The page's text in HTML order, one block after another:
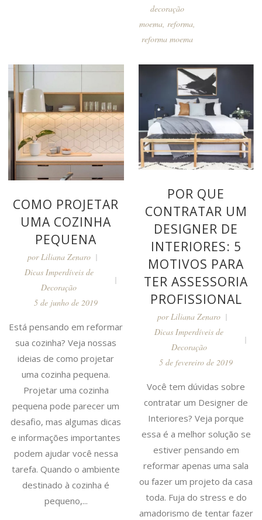
decoração
moema, reforma,
reforma moema
COMO PROJETAR
UMA COZINHA
PEQUENA
por Liliana Zenaro
Dicas Imperdíveis de
Decoração
5 de junho de 2019
Está pensando em reformar
sua cozinha? Veja nossas
ideias de como projetar
uma cozinha pequena.
Projetar uma cozinha
pequena pode parecer um
desafio, mas algumas dicas
e informações importantes
podem ajudar você nessa
tarefa. Quando o ambiente
destinado à cozinha é
pequeno,...
POR QUE
CONTRATAR UM
DESIGNER DE
INTERIORES: 5
MOTIVOS PARA
TER ASSESSORIA
PROFISSIONAL
porLiliana Zenaro
Dicas Imperdíveis de
Decoração
5 de fevereiro de 2019
Você tem dúvidas sobre
contratar um Designer de
Interiores? Veja porque
essa é a melhor solução se
estiver pensando em
reformar apenas uma sala
ou fazer um projeto da casa
toda. Fuja do stress e do
amadorismo de tentar fazer